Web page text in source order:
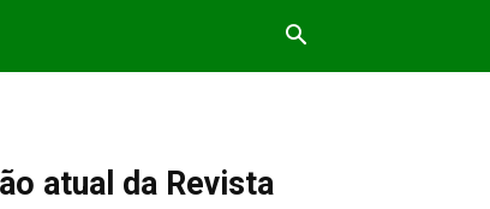
atual da Revista